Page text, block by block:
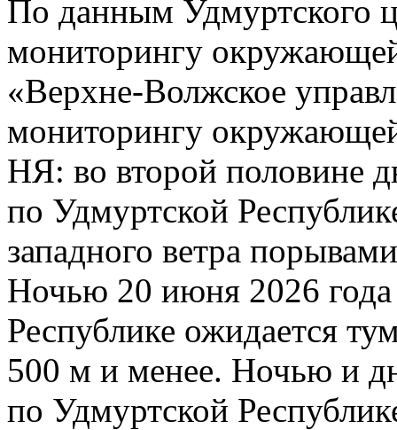
По данным Удмуртского
мониторингу
«Верхне-Волжское
мониторингу
НЯ: во второй половине
по Удмуртской
западного ветра
Ночью 20 июня 2026
Республике ожидается
500 м и менее. Ночью и
по Удмуртской